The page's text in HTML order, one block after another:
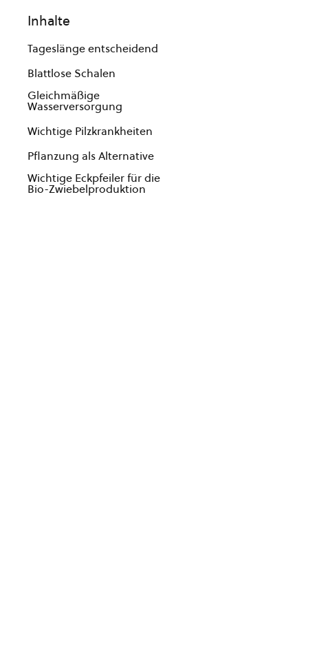
Inhalte
Tageslänge entscheidend
Blattlose Schalen
Gleichmäßige
Wasserversorgung
Wichtige Pilzkrankheiten
Pflanzung als Alternative
Wichtige Eckpfeiler für die
Bio-Zwiebelproduktion